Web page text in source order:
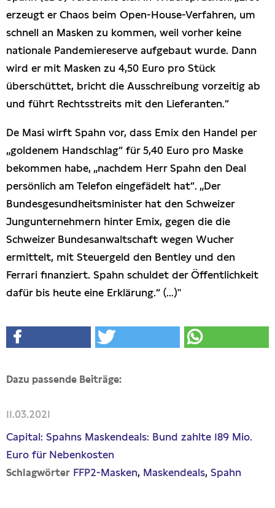
erzeugt er Chaos beim Open-House-Verfahren, um
schnell an Masken zu kommen, weil vorher keine
nationale Pandemiereserve aufgebaut wurde. Dann
wird er mit Masken zu 4,50 Euro pro Stück
überschüttet, bricht die Ausschreibung vorzeitig ab
und führt Rechtsstreits mit den Lieferanten.“
De Masi wirft Spahn vor, dass Emix den Handel per
„goldenem Handschlag“ für 5,40 Euro pro Maske
bekommen habe, „nachdem Herr Spahn den Deal
persönlich am Telefon eingefädelt hat“. „Der
Bundesgesundheitsminister hat den Schweizer
Jungunternehmern hinter Emix, gegen die die
Schweizer Bundesanwaltschaft wegen Wucher
ermittelt, mit Steuergeld den Bentley und den
Ferrari finanziert. Spahn schuldet der Öffentlichkeit
dafür bis heute eine Erklärung.“ (...)"
Dazu passende Beiträge:
11.03.2021
Capital: Spahns Maskendeals: Bund zahlte 189 Mio.
Euro für Nebenkosten
Schlagwörter FFP2-Masken Maskendeals Spahn